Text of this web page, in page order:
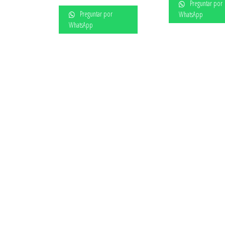
Preguntar por
WhatsApp
Preguntar por
WhatsApp